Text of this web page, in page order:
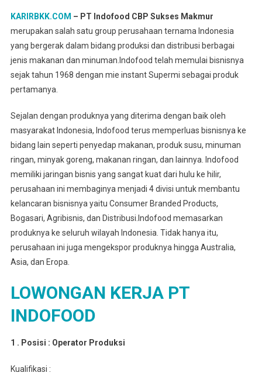
KARIRBKK.COM – PT Indofood CBP Sukses Makmur
merupakan salah satu group perusahaan ternama Indonesia
yang bergerak dalam bidang produksi dan distribusi berbagai
jenis makanan dan minuman.Indofood telah memulai bisnisnya
sejak tahun 1968 dengan mie instant Supermi sebagai produk
pertamanya.
Sejalan dengan produknya yang diterima dengan baik oleh
masyarakat Indonesia, Indofood terus memperluas bisnisnya ke
bidang lain seperti penyedap makanan, produk susu, minuman
ringan, minyak goreng, makanan ringan, dan lainnya. Indofood
memiliki jaringan bisnis yang sangat kuat dari hulu ke hilir,
perusahaan ini membaginya menjadi 4 divisi untuk membantu
kelancaran bisnisnya yaitu Consumer Branded Products,
Bogasari, Agribisnis, dan Distribusi.Indofood memasarkan
produknya ke seluruh wilayah Indonesia. Tidak hanya itu,
perusahaan ini juga mengekspor produknya hingga Australia,
Asia, dan Eropa.
LOWONGAN KERJA PT
INDOFOOD
1 . Posisi : Operator Produksi
Kualifikasi :